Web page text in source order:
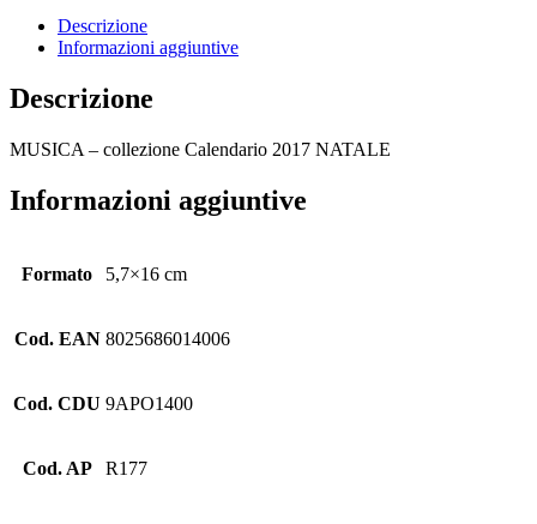
Descrizione
Informazioni aggiuntive
Descrizione
MUSICA – collezione Calendario 2017 NATALE
Informazioni aggiuntive
Formato 5,7×16 cm
Cod. EAN 8025686014006
Cod. CDU 9APO1400
Cod. AP R177